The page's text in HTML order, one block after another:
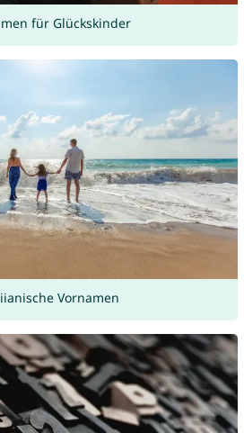
für Glückskinder
Vornamen